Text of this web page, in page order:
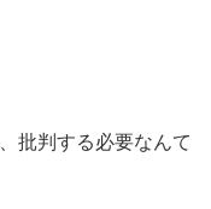
批判する必要なんて